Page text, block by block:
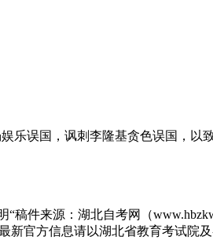
乐误国，讽刺李隆基贪色误国，
稿件来源：湖北自考网（
官方信息请以湖北省教育考试院及